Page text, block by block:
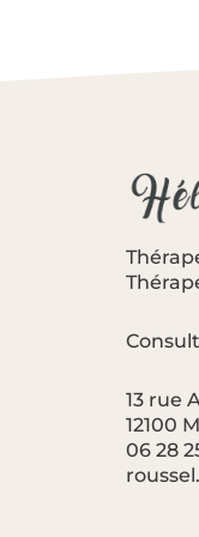
13 rue
12100
06 28